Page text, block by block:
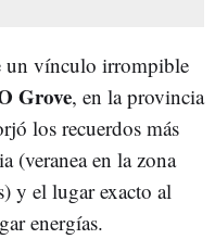
un vínculo irrompible
Grove, en la provincia
los recuerdos más
(veranea en la zona
y el lugar exacto al
energías.